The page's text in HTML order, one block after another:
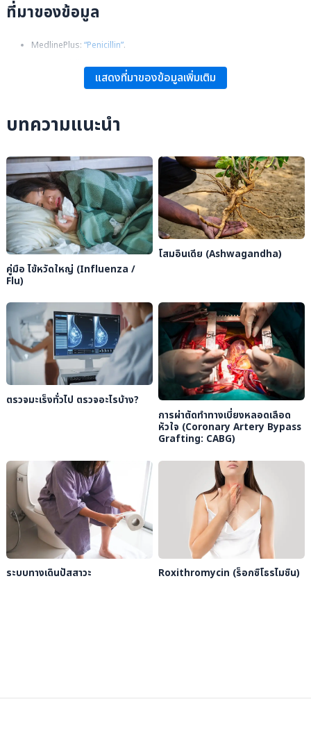
ที่มาของข้อมูล
MedlinePlus: “Penicillin”.
“Penicillin”.
แสดงที่มาของข้อมูลเพิ่มเติม
บทความแนะนำ
คู่มือ ไข้หวัดใหญ่ (Influenza /
Flu)
โสมอินเดีย (Ashwagandha)
ตรวจมะเร็งทั่วไป ตรวจอะไรบ้าง?
การผ่าตัดทำทางเบี่ยงหลอดเลือด
หัวใจ (Coronary Artery Bypass
Grafting: CABG)
ระบบทางเดินปัสสาวะ Roxithromycin (ร็อกซิโธรไมซิน)